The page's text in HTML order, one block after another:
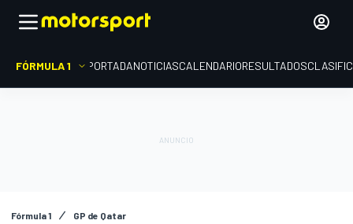
FÓRMULA 1 PORTADANOTICIASCALENDARIORESULTADOS
Fórmula 1 GP de Qatar